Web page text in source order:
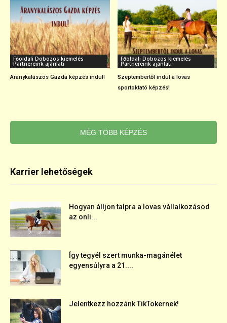
Főoldali Dobozos kiemelés
Partnereink ajánlati
Aranykalászos Gazda képzés indul!
Főoldali Dobozos kiemelés
Partnereink ajánlati
Szeptembertől indul a lovas
sportoktató képzés!
MÉG TÖBB KÉPZÉS
Karrier lehetőségek
Hogyan álljon talpra a lovas vállalkozásod
az onli...
Így tegyél szert munka-magánélet
egyensúlyra a 21....
Jelentkezz hozzánk TikTokernek!